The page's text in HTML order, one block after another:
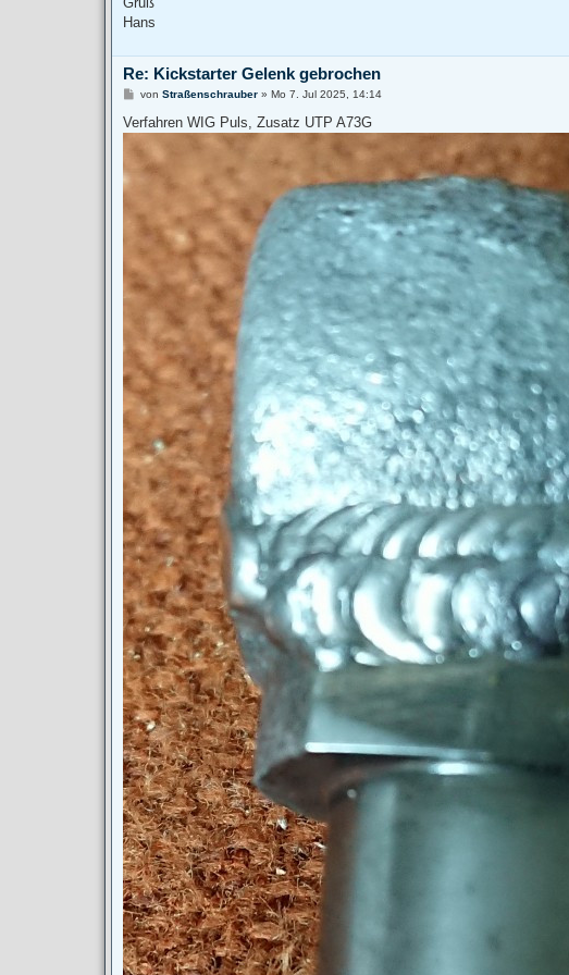
Hans
Re: Kickstarter Gelenk gebrochen
B
i
t
von Straßenschrauber» Mo 7. Jul 2025, 14:14
Verfahren WIG Puls, Zusatz UTP A73G